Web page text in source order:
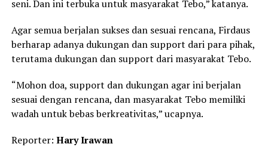
seni. Dan ini terbuka untuk masyarakat Tebo,” katanya.
Agar semua berjalan sukses dan sesuai rencana, Firdaus
berharap adanya dukungan dan support dari para pihak,
terutama dukungan dan support dari masyarakat Tebo.
“Mohon doa, support dan dukungan agar ini berjalan
sesuai dengan rencana, dan masyarakat Tebo memiliki
wadah untuk bebas berkreativitas,” ucapnya.
Reporter: Hary Irawan